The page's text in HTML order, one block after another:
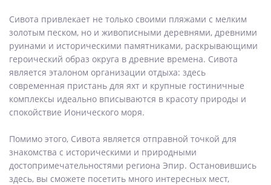
Сивота привлекает не только своими пляжами с мелким
золотым песком, но и живописными деревнями, древними
руинами и историческими памятниками, раскрывающими
героический образ округа в древние времена. Сивота
является эталоном организации отдыха: здесь
современная пристань для яхт и крупные гостиничные
комплексы идеально вписываются в красоту природы и
спокойствие Ионического моря.
Помимо этого, Сивота является отправной точкой для
знакомства с историческими и природными
достопримечательностями региона Эпир. Остановившись
здесь, вы сможете посетить много интересных мест,